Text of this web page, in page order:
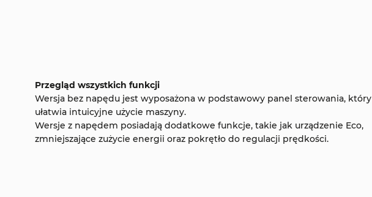
Przegląd wszystkich funkcji
Wersja bez napędu jest wyposażona w podstawowy panel sterowania, który
ułatwia intuicyjne użycie maszyny.
Wersje z napędem posiadają dodatkowe funkcje, takie jak urządzenie Eco,
zmniejszające zużycie energii oraz pokrętło do regulacji prędkości.